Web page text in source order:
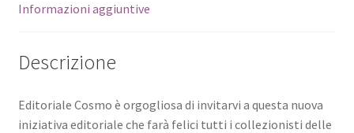
Informazioni aggiuntive
Descrizione
Editoriale Cosmo è orgogliosa di invitarvi a questa nuova
iniziativa editoriale che farà felici tutti i collezionisti delle